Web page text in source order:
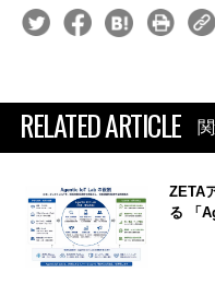
RELATED ARTICLE
ZETA
る 「